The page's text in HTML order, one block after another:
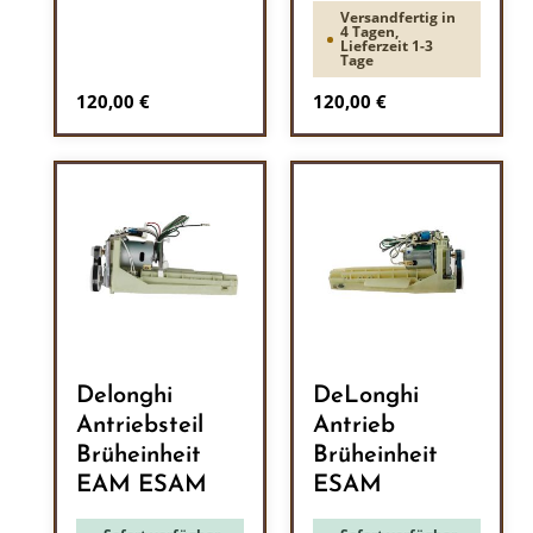
Regulärer Preis:
120,00 €
Versandfertig in
4 Tagen,
Lieferzeit 1-3
Tage
Regulärer Preis:
120,00 €
Delonghi
Antriebsteil
Brüheinheit
EAM ESAM
DeLonghi
Antrieb
Brüheinheit
ESAM